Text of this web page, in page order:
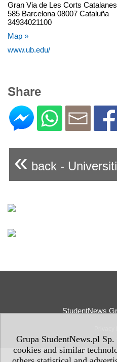
Grupa StudentNews.pl
cookies and similar
Gran Via de Les Corts Catalanes
585 Barcelona 08007 Cataluña
34934021100
Map »
www.ub.edu/
Share
« back -
StudentNews